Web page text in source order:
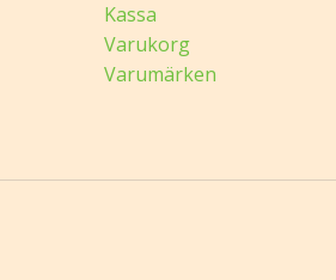
Kassa
Varukorg
Varumärken